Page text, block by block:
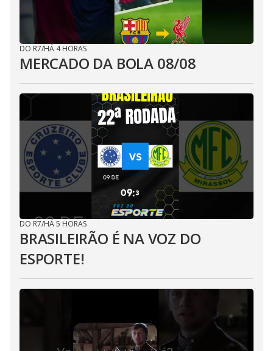
DO R7/HÁ 4 HORAS
MERCADO DA BOLA 08/08
DO R7/HÁ 5 HORAS
BRASILEIRÃO É NA VOZ DO
ESPORTE!